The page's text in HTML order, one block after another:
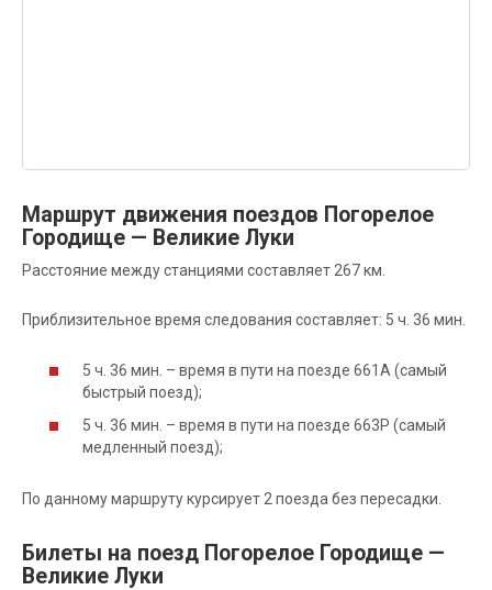
Маршрут движения поездов Погорелое
Городище — Великие Луки
Расстояние между станциями составляет 267 км.
Приблизительное время следования составляет: 5 ч. 36 мин.
5 ч. 36 мин. – время в пути на поезде 661А (самый
быстрый поезд);
5 ч. 36 мин. – время в пути на поезде 663Р (самый
медленный поезд);
По данному маршруту курсирует 2 поезда без пересадки.
Билеты на поезд Погорелое Городище —
Великие Луки